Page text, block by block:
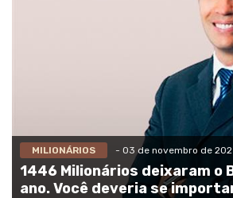
MILIONÁRIOS - 03 de novembro de
1446 Milionários deixaram o
ano. Você deveria se